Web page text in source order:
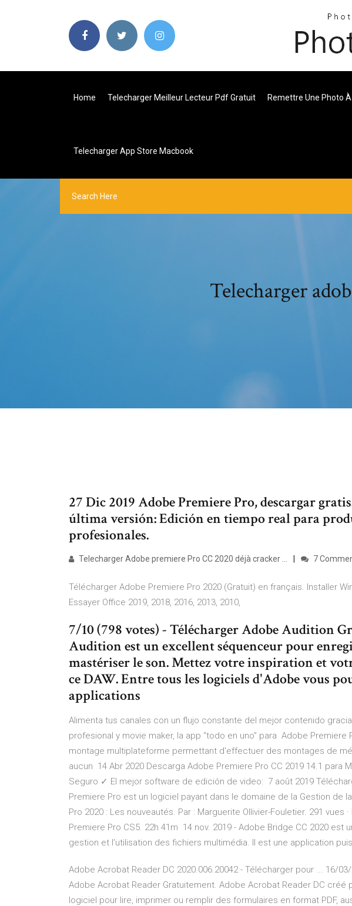
Home Telecharger Meilleur Lecteur Pdf Gratuit Remettre Une Photo
Telecharger App Store Macbook
Telecharger
27 Dic 2019 Adobe Premiere Pro, descargar
última versión: Edición en tiempo real para
profesionales.
Telecharger Adobe premiere Pro CC 2020 déjà cracker ... 7
Télécharger Adobe Premiere Pro 2020 (Gratuit) en français. Installer
Essayer Office 2019, 2018, 2016, 2013, 2010,
7/10 (798 votes) - Télécharger Adobe Audition
Audition est un excellent séquenceur pour
mastériser le son. Mettez votre inspiration et
ce DAW. Entre tous les logiciels d'Adobe vous
applications
Alimenta tus canales con un flujo constante del mejor contenido
profesional y movie maker, la app “todo en uno” para Adobe Premiere
montage multiplateforme permettant d'effectuer des montages de
aucun 14 Abr 2020 Descarga Adobe Premiere Pro CC 2019 14.1 para
Seguro ✓ El mejor software de edición de video: 7 août 2019
Premiere Pro est un logiciel payant dans le domaine de la Gestion de
Pro 2020 : Les nouveautés. Par : Marguerite Ollivier-Fouletier. 291
Premiere Pro CS5. 22h 41m 14 nov. 2019 - Adobe Bridge CC 2020 est
gestion et l'utilisation des fichiers multimédia. Il est une application
Adobe Acrobat Reader DC 2020.006.20042 - Télécharger pour ... 16/
Adobe Acrobat Reader Gratuitement. Adobe Acrobat Reader DC créé
logiciel pour lire, imprimer ou remplir des formulaires en format PDF,